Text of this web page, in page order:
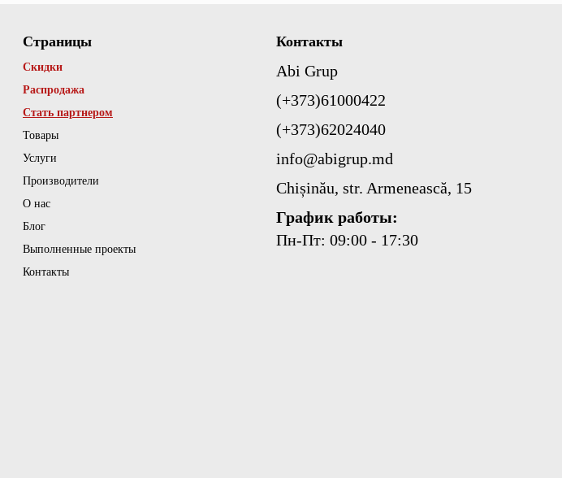
Страницы
Скидки
Распродажа
Стать партнером
Товары
Услуги
Производители
О нас
Блог
Выполненные проекты
Контакты
Контакты
Abi Grup
(+373)61000422
(+373)62024040
info@abigrup.md
Chișinău, str. Armenească, 15
График работы:
Пн-Пт: 09:00 - 17:30